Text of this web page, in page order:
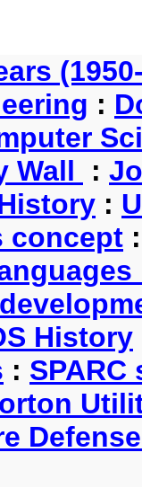
:
Wall :
:
concept
History
: SPARC